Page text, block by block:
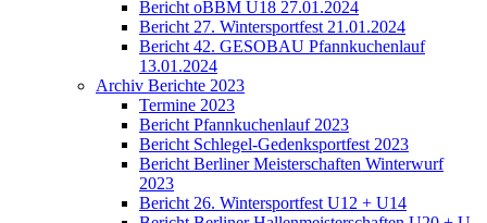
Bericht oBBM U18 27.01.2024
Bericht 27. Wintersportfest 21.01.2024
Bericht 42. GESOBAU Pfannkuchenlauf
13.01.2024
Archiv Berichte 2023
Termine 2023
Bericht Pfannkuchenlauf 2023
Bericht Schlegel-Gedenksportfest 2023
Bericht Berliner Meisterschaften Winterwurf
2023
Bericht 26. Wintersportfest U12 + U14